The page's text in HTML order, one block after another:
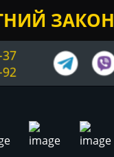
ЗАКОН